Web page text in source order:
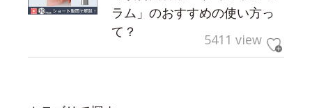
ラム」のおすすめの使い方っ
て？
5411 view